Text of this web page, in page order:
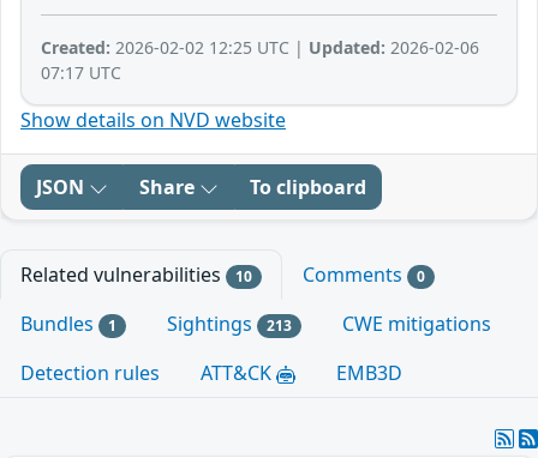
Created: 2026-02-02 12:25 UTC | Updated: 2026-02-06
07:17 UTC
Show details on NVD website
JSON Share To clipboard
Related vulnerabilities 10 Comments 0
Bundles 1 Sightings 213
CWE mitigations
Detection rules
ATT&CK EMB3D